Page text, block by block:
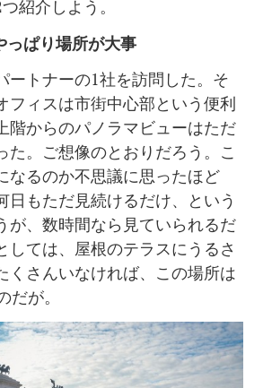
紹介しよう。
っぱり場所が大事
ートナーの1社を訪問した。そ
フィスは市街中心部という便利
階からのパノラマビューはただ
た。ご想像のとおりだろう。こ
なるのか不思議に思ったほど
日もただ見続けるだけ、という
が、数時間なら見ていられるだ
しては、屋根のテラスにうるさ
くさんいなければ、この場所は
だが。